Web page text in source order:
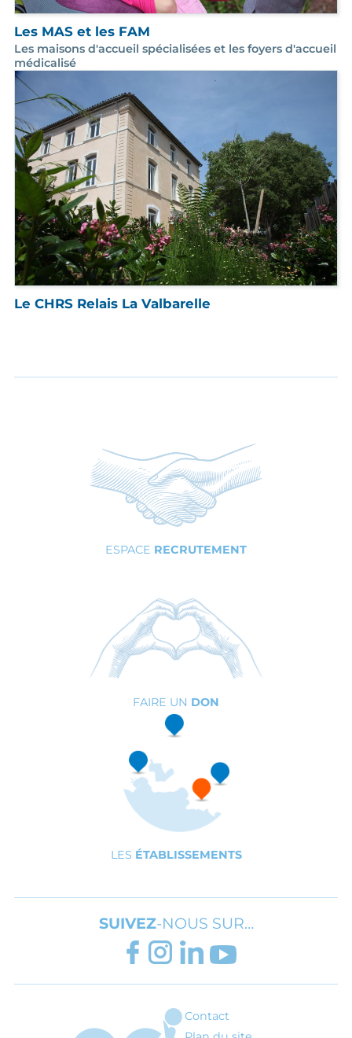
Les MAS et les FAM
Les maisons d'accueil spécialisées et les foyers d'accueil
médicalisé
Le CHRS Relais La Valbarelle
ESPACE RECRUTEMENT
FAIRE UN DON
LES ÉTABLISSEMENTS
SUIVEZ-NOUS SUR…
FACEBOOK
INSTAGRAM
LINKEDIN
YOUTUBE
ARI - Association régionale pour
Contact